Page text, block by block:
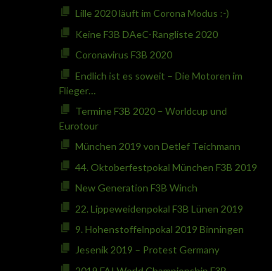
Lille 2020 läuft im Corona Modus :-)
Keine F3B DAeC-Rangliste 2020
Coronavirus F3B 2020
Endlich ist es soweit – Die Motoren im
Flieger…
Termine F3B 2020 – Worldcup und
Eurotour
München 2019 von Detlef Teichmann
44. Oktoberfestpokal München F3B 2019
New Generation F3B Winch
22. Lippeweidenpokal F3B Lünen 2019
9. Hohenstoffelnpokal 2019 Binningen
Jesenik 2019 – Protest Germany